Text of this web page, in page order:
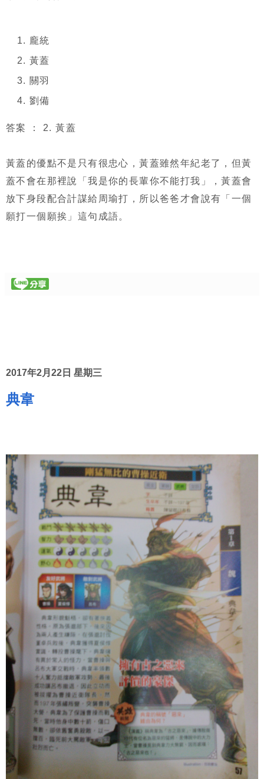
龐統
黃蓋
關羽
劉備
答案 ： 2. 黃蓋
黃蓋的優點不是只有很忠心，黃蓋雖然年紀老了，但黃
蓋不會在那裡說「我是你的長輩你不能打我」，黃蓋會
放下身段配合計謀給周瑜打，所以爸爸才會說有「一個
願打一個願挨」這句成語。
2017年2月22日 星期三
典韋